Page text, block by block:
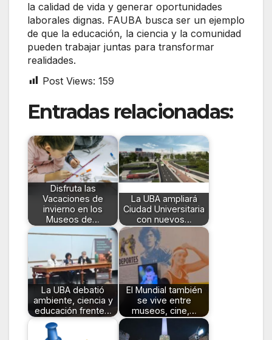
la calidad de vida y generar oportunidades
laborales dignas. FAUBA busca ser un ejemplo
de que la educación, la ciencia y la comunidad
pueden trabajar juntas para transformar
realidades.
Post Views: 159
Entradas relacionadas:
Disfruta las
Vacaciones de
invierno en los
Museos de…
La UBA ampliará
Ciudad Universitaria
con nuevos…
La UBA debatió
ambiente, ciencia y
educación frente…
El Mundial también
se vive entre
museos, cine,…